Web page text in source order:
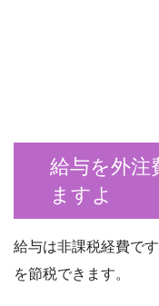
給与を外注
ますよ
給与は非課税経費で
を節税できます。